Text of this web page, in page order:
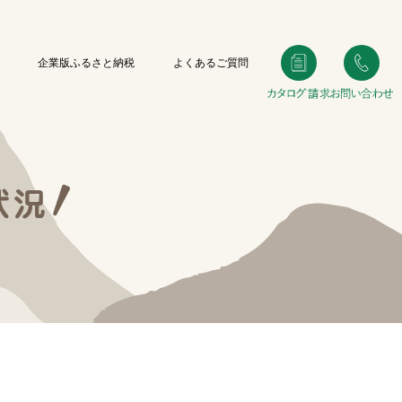
企業版ふるさと納税 よくあるご質問